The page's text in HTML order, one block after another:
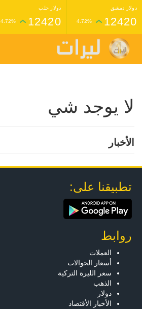
دولار دمشق
12420
4.72%
دولار حلب
12420
4.72%
غرام عيار 24 ذهب
1,398,000
4.33%
1,227,000
لا يوجد شي
الأخبار
تطبيقنا على:
روابط
العملات
أسعار الحوالات
سعر الليرة التركية
الذهب
دولار
الأخبار الأقتصاد